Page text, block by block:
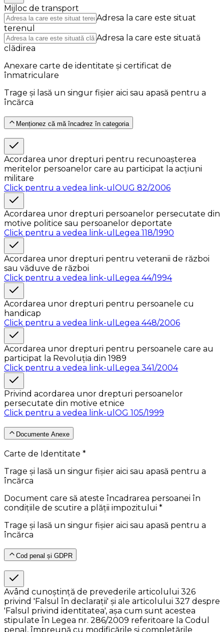
Mijloc de transport
Adresa la care este situat
terenul
Adresa la care este situată
clădirea
Anexare carte de identitate și certificat de
înmatriculare
Trage și lasă un singur fișier aici sau apasă pentru a
încărca
Menționez că mă încadrez în categoria
Acordarea unor drepturi pentru recunoașterea
meritelor persoanelor care au participat la acțiuni
militare
Click pentru a vedea link-ul OUG 82/2006
Acordarea unor drepturi persoanelor persecutate din
motive politice sau persoanelor deportate
Click pentru a vedea link-ul Legea 118/1990
Acordarea unor drepturi pentru veteranii de război
sau văduve de război
Click pentru a vedea link-ul Legea 44/1994
Acordarea unor drepturi pentru persoanele cu
handicap
Click pentru a vedea link-ul Legea 448/2006
Acordarea unor drepturi pentru persoanele care au
participat la Revoluția din 1989
Click pentru a vedea link-ul Legea 341/2004
Privind acordarea unor drepturi persoanelor
persecutate din motive etnice
Click pentru a vedea link-ul OG 105/1999
Documente Anexe
Carte de Identitate *
Trage și lasă un singur fișier aici sau apasă pentru a
încărca
Document care să ateste încadrarea persoanei în
condițiile de scutire a plății impozitului *
Trage și lasă un singur fișier aici sau apasă pentru a
încărca
Cod penal și GDPR
Având cunoștință de prevederile articolului 326
privind 'Falsul în declarații' și ale articolului 327 despre
'Falsul privind identitatea', așa cum sunt acestea
stipulate în Legea nr. 286/2009 referitoare la Codul
penal, împreună cu modificările și completările